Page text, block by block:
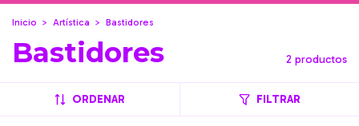
Inicio > Artística > Bastidores
Bastidores 2 productos
ORDENAR FILTRAR